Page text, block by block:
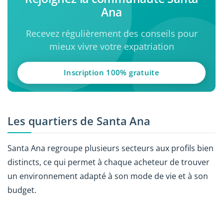
Ana
Recevez régulièrement des conseils pour
mieux vivre votre expatriation
Inscription 100% gratuite
Les quartiers de Santa Ana
Santa Ana regroupe plusieurs secteurs aux profils bien
distincts, ce qui permet à chaque acheteur de trouver
un environnement adapté à son mode de vie et à son
budget.